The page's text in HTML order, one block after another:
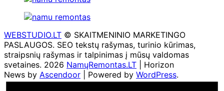
WEBSTUDIO.LT © SKAITMENINIO MARKETINGO
PASLAUGOS. SEO tekstų rašymas, turinio kūrimas,
straipsnių rašymas ir talpinimas į mūsų valdomas
svetaines. 2026 NamųRemontas.LT | Horizon
News by Ascendoor | Powered by WordPress.